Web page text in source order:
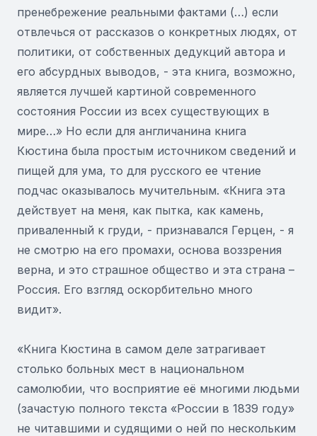
пренебрежение реальными фактами (…) если
отвлечься от рассказов о конкретных людях, от
политики, от собственных дедукций автора и
его абсурдных выводов, - эта книга, возможно,
является лучшей картиной современного
состояния России из всех существующих в
мире…» Но если для англичанина книга
Кюстина была простым источником сведений и
пищей для ума, то для русского ее чтение
подчас оказывалось мучительным. «Книга эта
действует на меня, как пытка, как камень,
приваленный к груди, - признавался Герцен, - я
не смотрю на его промахи, основа воззрения
верна, и это страшное общество и эта страна –
Россия. Его взгляд оскорбительно много
видит».
«Книга Кюстина в самом деле затрагивает
столько больных мест в национальном
самолюбии, что восприятие её многими людьми
(зачастую полного текста «России в 1839 году»
не читавшими и судящими о ней по нескольким